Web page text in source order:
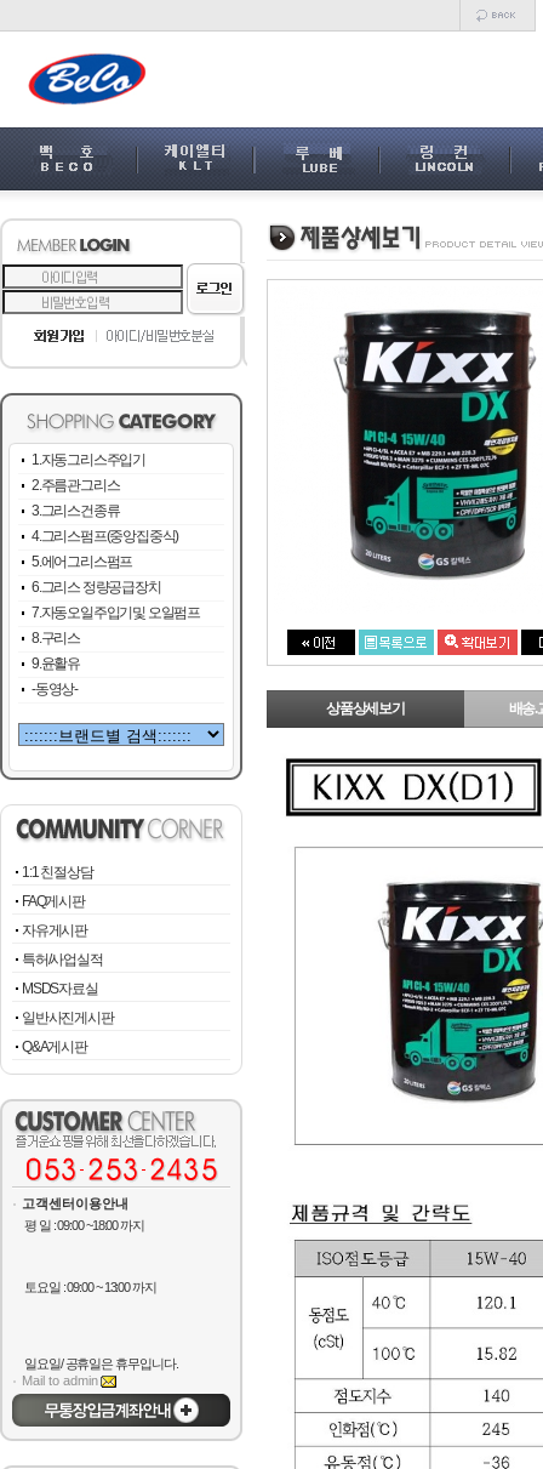
1.자동그리스주입기
2.주름관그리스
3.그리스건종류
4.그리스펌프(중앙집중식)
5.에어그리스펌프
6.그리스 정량공급장치
7.자동오일주입기및 오일펌프
8.구리스
9.윤활유
-동영상-
1:1 친절상담
FAQ게시판
자유게시판
특허/사업실적
MSDS자료실
일반사진게시판
Q&A게시판
고객센터이용안내
평 일 : 09:00 ~18:00 까지
토요일 : 09:00 ~ 13:00 까지
일요일/ 공휴일은 휴무입니다.
Mail to admin
상품상세보기 배송.